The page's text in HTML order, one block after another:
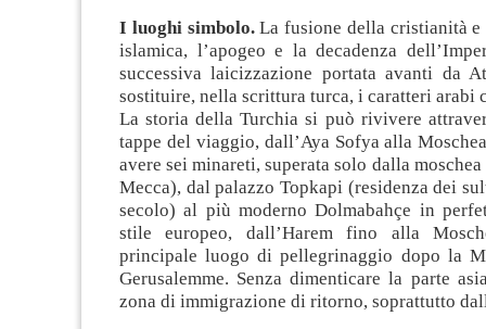
I luoghi simbolo.La fusione della cristianità e
islamica, l’apogeo e la decadenza
successiva laicizzazione portata avanti da
sostituire, nella scrittura turca, i caratteri arabi
La storia della Turchia si può rivivere
tappe del viaggio, dall’Aya Sofya alla
avere sei minareti, superata solo dalla
Mecca), dal palazzo Topkapi (residenza dei
secolo) al più moderno Dolmabahçe in
stile europeo, dall’Harem fino alla
principale luogo di pellegrinaggio dopo la
Gerusalemme. Senza dimenticare la parte
zona di immigrazione di ritorno, soprattutto